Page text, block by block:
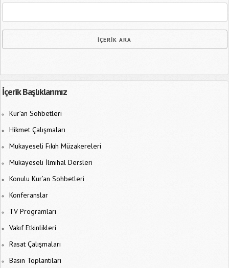
İçerik Başlıklarımız
Kur’an Sohbetleri
Hikmet Çalışmaları
Mukayeseli Fıkıh Müzakereleri
Mukayeseli İlmihal Dersleri
Konulu Kur’an Sohbetleri
Konferanslar
TV Programları
Vakıf Etkinlikleri
Rasat Çalışmaları
Basın Toplantıları